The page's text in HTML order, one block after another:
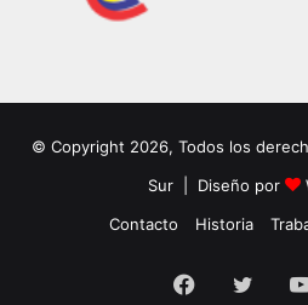
© Copyright 2026, Todos los
Sur | Diseño por
Contacto
Historia
Facebook